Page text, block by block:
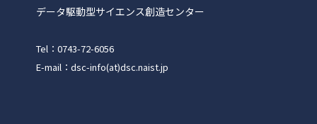
データ駆動型サイエンス創造センター
Tel：0743-72-6056
E-mail：dsc-info(at)dsc.naist.jp